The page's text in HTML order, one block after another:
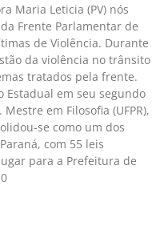
Maria Leticia (PV) nós
Frente Parlamentar de
de Violência. Durante
da violência no trânsito
tratados pela frente.
Estadual em seu segundo
em Filosofia (UFPR),
se como um dos
com 55 leis
para a Prefeitura de